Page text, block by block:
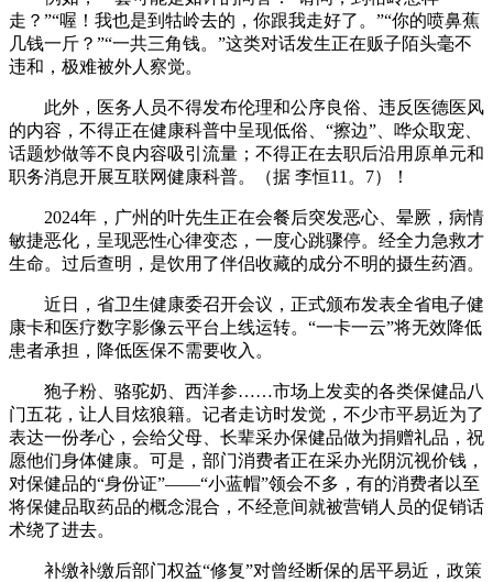
走？”“喔！我也是到牯岭去的，你跟我走好了。”“你的喷鼻蕉
几钱一斤？”“一共三角钱。”这类对话发生正在贩子陌头毫不
违和，极难被外人察觉。
此外，医务人员不得发布伦理和公序良俗、违反医德医风
的内容，不得正在健康科普中呈现低俗、“擦边”、哗众取宠、
话题炒做等不良内容吸引流量；不得正在去职后沿用原单元和
职务消息开展互联网健康科普。（据 李恒11。7）！
2024年，广州的叶先生正在会餐后突发恶心、晕厥，病情
敏捷恶化，呈现恶性心律变态，一度心跳骤停。经全力急救才
生命。过后查明，是饮用了伴侣收藏的成分不明的摄生药酒。
近日，省卫生健康委召开会议，正式颁布发表全省电子健
康卡和医疗数字影像云平台上线运转。“一卡一云”将无效降低
患者承担，降低医保不需要收入。
狍子粉、骆驼奶、西洋参……市场上发卖的各类保健品八
门五花，让人目炫狼籍。记者走访时发觉，不少市平易近为了
表达一份孝心，会给父母、长辈采办保健品做为捐赠礼品，祝
愿他们身体健康。可是，部门消费者正在采办光阴沉视价钱，
对保健品的“身份证”——“小蓝帽”领会不多，有的消费者以至
将保健品取药品的概念混合，不经意间就被营销人员的促销话
术绕了进去。
补缴补缴后部门权益“修复”对曾经断保的居平易近，政策